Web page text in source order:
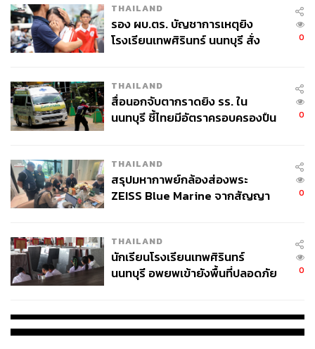
THAILAND
รอง ผบ.ตร. บัญชาการเหตุยิง
โรงเรียนเทพศิรินทร์ นนทบุรี สั่ง
0
THAILAND
สื่อนอกจับตากราดยิง รร. ใน
นนทบุรี ชี้ไทยมีอัตราครอบครองปืน
0
THAILAND
สรุปมหากาพย์กล้องส่องพระ
ZEISS Blue Marine จากสัญญา
จ่ายหนี้-แอบระบุแบรนด์
0
THAILAND
นักเรียนโรงเรียนเทพศิรินทร์
นนทบุรี อพยพเข้ายังพื้นที่ปลอดภัย
0